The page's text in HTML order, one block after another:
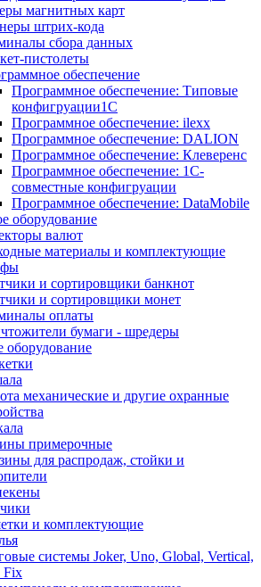
магнитных карт
штрих-кода
сбора данных
пистолеты
обеспечение
Программное обеспечение: Типовые
конфигруации1С
Программное обеспечение: ilexx
Программное обеспечение: DALION
Программное обеспечение: Клеверенс
Программное обеспечение: 1С-
совместные конфигруации
Программное обеспечение: DataMobile
оборудование
валют
материалы и комплектующие
и сортировщики банкнот
и сортировщики монет
оплаты
бумаги - шредеры
оборудование
механические и другие охранные
примерочные
для распродаж, стойки и
и комплектующие
системы Joker, Uno, Global, Vertical,
Fix